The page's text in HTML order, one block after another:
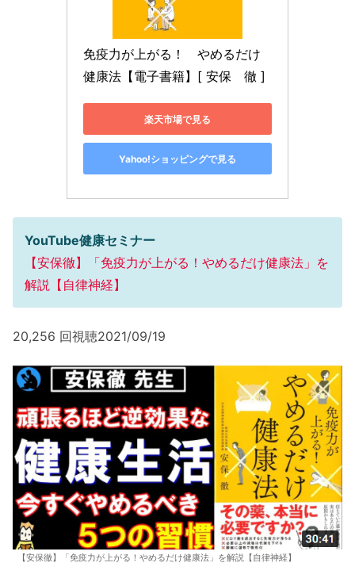
免疫力が上がる！　やめるだけ
健康法【電子書籍】[ 安保　徹 ]
楽天市場で見る
Yahoo!ショッピングで見る
YouTube健康セミナー
【安保徹】「免疫力が上がる！やめるだけ健康法」を
解説【自律神経】
20,256 回視聴2021/09/19
【安保徹】「免疫力が上がる！やめるだけ健康法」を解説【自律神経】